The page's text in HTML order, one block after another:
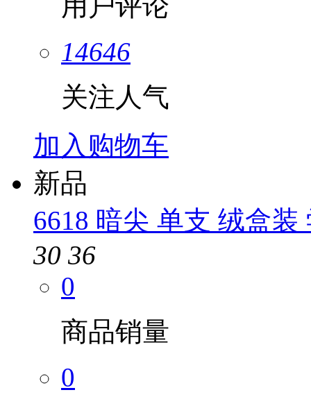
14646
关注人气
加入购物车
新品
6618 暗尖 单支 绒盒
30 36
0
商品销量
0